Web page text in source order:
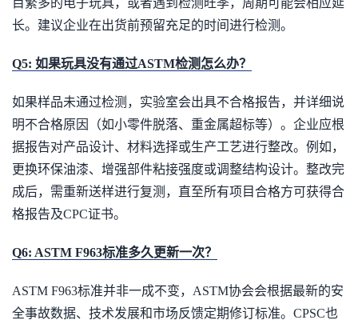
目繁多的电子玩具，或者遇到检测旺季，周期可能会相应延
长。建议企业在出货前预留充足的时间进行检测。
Q5: 如果玩具没有通过ASTM检测怎么办？
如果样品未通过检测，实验室会出具不合格报告，并详细说
明不合格原因（如小零件脱落、重金属超标等）。企业应根
据报告对产品设计、材料选择或生产工艺进行整改。例如，
更换环保油漆、增强部件粘接强度或调整结构设计。整改完
成后，需重新送样进行复测，直至所有项目合格方可获得合
格报告及CPC证书。
Q6: ASTM F963标准多久更新一次？
ASTM F963标准并非一成不变，ASTM协会会根据最新的安
全事故数据、技术发展和市场反馈定期修订标准。CPSC也